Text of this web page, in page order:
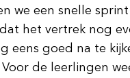
een snelle
het vertrek nog
goed na te
de leerlingen